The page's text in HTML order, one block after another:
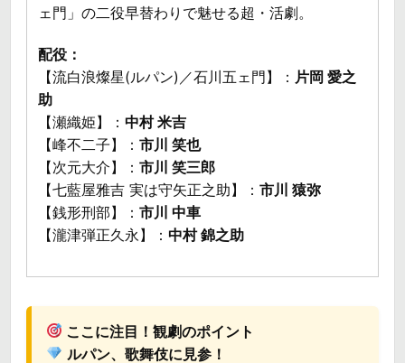
ェ門」の二役早替わりで魅せる超・活劇。
配役：
【流白浪燦星(ルパン)／石川五ェ門】： 片岡 愛之
助
【瀬織姫】： 中村 米吉
【峰不二子】： 市川 笑也
【次元大介】： 市川 笑三郎
【七藍屋雅吉 実は守矢正之助】： 市川 猿弥
【銭形刑部】： 市川 中車
【瀧津弾正久永】： 中村 錦之助
ここに注目！観劇のポイント
ルパン、歌舞伎に見参！